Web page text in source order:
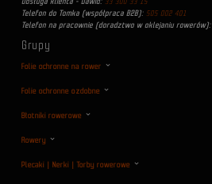
Obsługa klienta - Dawid: 33 300 33 15
Telefon do Tomka (współpraca B2B): 505 002 401
Telefon na pracownie (doradztwo w oklejaniu rowerów):
Grupy
Folie ochronne na rower
Folie ochronne ozdobne
Błotniki rowerowe
Rowery
Plecaki | Nerki | Torby rowerowe